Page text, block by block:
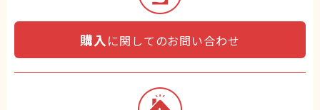
購入 に関してのお問い合わせ